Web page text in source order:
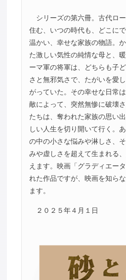
シリーズの第六冊。古代ロ
住む、いつの時代も、どこに
温かい、幸せな家族の物語。
た激しい気性の純情な母と、
ーマ軍の将軍は、どちらも子
さと無邪気さで、たがいを愛
がっていた。その幸せな日常
敵によって、突然無惨に破壊
たちは、奪われた家族の思い
しい人生を切り開いて行く。
の中の小さな悩みや淋しさ、
みや虚しさを超えて生まれる
えます。映画「グラディエー
れた作品ですが、映画を知ら
ます。
２０２５年４月１日